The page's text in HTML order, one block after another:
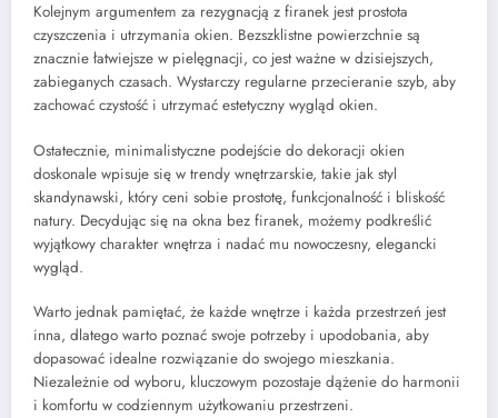
Kolejnym argumentem za rezygnacją z firanek jest prostota
czyszczenia i utrzymania okien. Bezszklistne powierzchnie są
znacznie łatwiejsze w pielęgnacji, co jest ważne w dzisiejszych,
zabieganych czasach. Wystarczy regularne przecieranie szyb, aby
zachować czystość i utrzymać estetyczny wygląd okien.
Ostatecznie, minimalistyczne podejście do dekoracji okien
doskonale wpisuje się w trendy wnętrzarskie, takie jak styl
skandynawski, który ceni sobie prostotę, funkcjonalność i bliskość
natury. Decydując się na okna bez firanek, możemy podkreślić
wyjątkowy charakter wnętrza i nadać mu nowoczesny, elegancki
wygląd.
Warto jednak pamiętać, że każde wnętrze i każda przestrzeń jest
inna, dlatego warto poznać swoje potrzeby i upodobania, aby
dopasować idealne rozwiązanie do swojego mieszkania.
Niezależnie od wyboru, kluczowym pozostaje dążenie do harmonii
i komfortu w codziennym użytkowaniu przestrzeni.